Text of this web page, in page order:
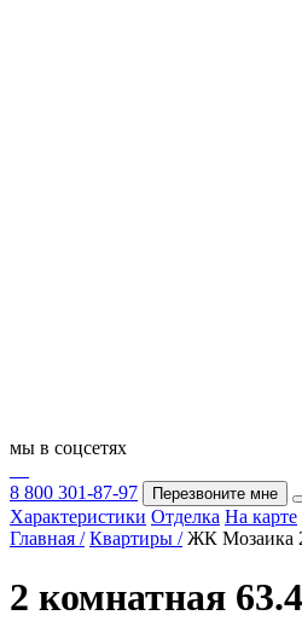
мы в соцсетях
8 800 301-87-97 Перезвоните мне
Характеристики Отделка На карте
Главная / Квартиры / ЖК Мозаика
2 комнатная